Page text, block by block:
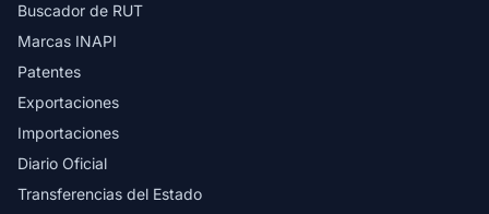
Buscador de RUT
Marcas INAPI
Patentes
Exportaciones
Importaciones
Diario Oficial
Transferencias del Estado